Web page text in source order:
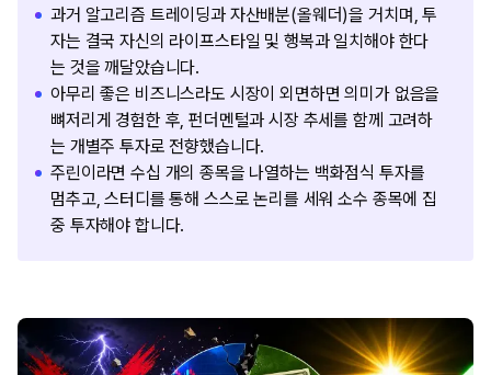
과거 알고리즘 트레이딩과 자산배분(올웨더)을 거치며, 투
자는 결국 자신의 라이프스타일 및 행복과 일치해야 한다
는 것을 깨달았습니다.
아무리 좋은 비즈니스라도 시장이 외면하면 의미가 없음을
뼈저리게 경험한 후, 펀더멘털과 시장 추세를 함께 고려하
는 개별주 투자로 전향했습니다.
주린이라면 수십 개의 종목을 나열하는 백화점식 투자를
멈추고, 스터디를 통해 스스로 논리를 세워 소수 종목에 집
중 투자해야 합니다.